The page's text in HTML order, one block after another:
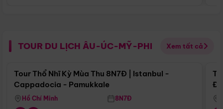
TOUR DU LỊCH ÂU-ÚC-MỸ-PHI Xem tất cả
Điểm nổi bật
Tour Thổ Nhĩ Kỳ Mùa Thu 8N7Đ | Istanbul -
Cappadocia - Pamukkale
Hồ Chí Minh 8N7Đ